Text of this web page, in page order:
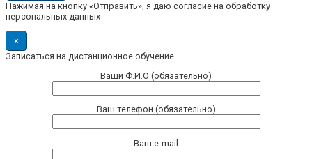
Нажимая на кнопку «Отправить», я даю согласие на обработку
персональных данных
×
Записаться на дистанционное обучение
Ваши Ф.И.О (обязательно)
Ваш телефон (обязательно)
Ваш e-mail